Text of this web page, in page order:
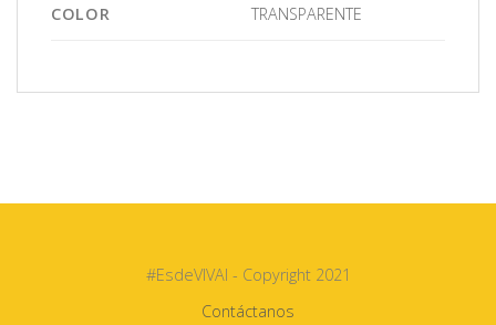
COLOR TRANSPARENTE
#EsdeVIVAI - Copyright 2021
Contáctanos